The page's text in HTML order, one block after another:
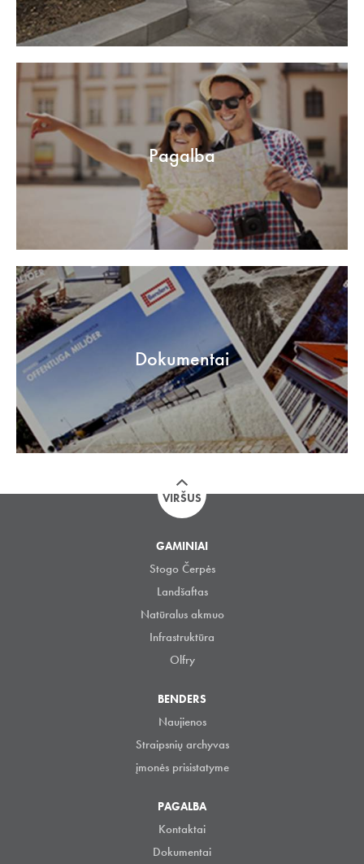
Pagalba
Dokumentai
VIRŠUS
GAMINIAI
Stogo Čerpės
Landšaftas
Natūralus akmuo
Infrastruktūra
Olfry
BENDERS
Naujienos
Straipsnių archyvas
įmonės prisistatyme
PAGALBA
Kontaktai
Dokumentai